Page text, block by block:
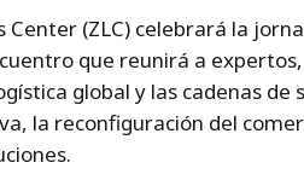
Center (ZLC) celebrará la
que reunirá a
global y las cadenas
la reconfiguración del